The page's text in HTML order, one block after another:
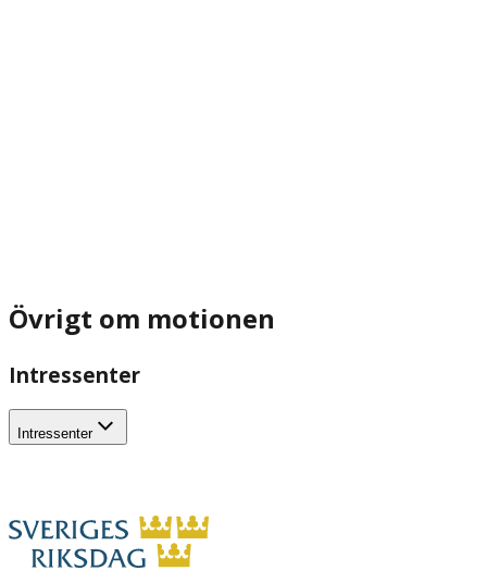
Övrigt om motionen
Intressenter
Intressenter